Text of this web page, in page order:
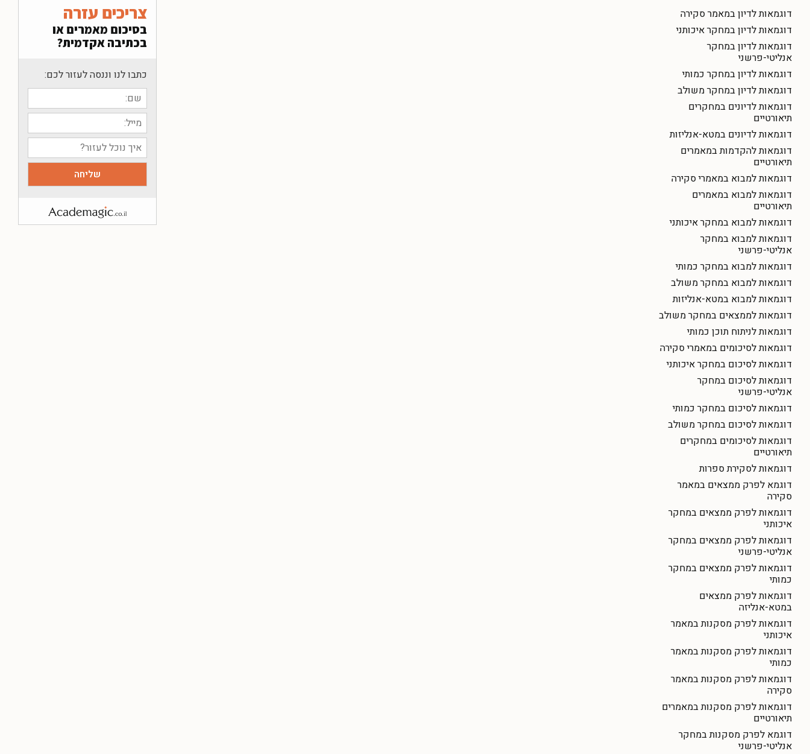
דוגמאות לדיון במאמר סקירה
דוגמאות לדיון במחקר איכותני
דוגמאות לדיון במחקר
אנליטי-פרשני
דוגמאות לדיון במחקר כמותי
דוגמאות לדיון במחקר משולב
דוגמאות לדיונים במחקרים
תיאורטיים
דוגמאות לדיונים במטא-אנליזות
דוגמאות להקדמות במאמרים
תיאורטיים
דוגמאות למבוא במאמרי סקירה
דוגמאות למבוא במאמרים
תיאורטיים
דוגמאות למבוא במחקר איכותני
דוגמאות למבוא במחקר
אנליטי-פרשני
דוגמאות למבוא במחקר כמותי
דוגמאות למבוא במחקר משולב
דוגמאות למבוא במטא-אנליזות
דוגמאות לממצאים במחקר משולב
דוגמאות לניתוח תוכן כמותי
דוגמאות לסיכומים במאמרי סקירה
דוגמאות לסיכום במחקר איכותני
דוגמאות לסיכום במחקר
אנליטי-פרשני
דוגמאות לסיכום במחקר כמותי
דוגמאות לסיכום במחקר משולב
דוגמאות לסיכומים במחקרים
תיאורטיים
דוגמאות לסקירת ספרות
דוגמא לפרק ממצאים במאמר
סקירה
דוגמאות לפרק ממצאים במחקר
איכותני
דוגמאות לפרק ממצאים במחקר
אנליטי-פרשני
דוגמאות לפרק ממצאים במחקר
כמותי
דוגמאות לפרק ממצאים
במטא-אנליזה
דוגמאות לפרק מסקנות במאמר
איכותני
דוגמאות לפרק מסקנות במאמר
כמותי
דוגמאות לפרק מסקנות במאמר
סקירה
דוגמאות לפרק מסקנות במאמרים
תיאורטיים
דוגמא לפרק מסקנות במחקר
אנליטי-פרשני
צריכים עזרה
בסיכום מאמרים או
בכתיבה אקדמית?
כתבו לנו וננסה לעזור לכם: